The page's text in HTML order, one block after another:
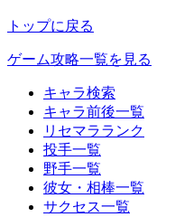
トップに戻る
ゲーム攻略一覧を見る
キャラ検索
キャラ前後一覧
リセマラランク
投手一覧
野手一覧
彼女・相棒一覧
サクセス一覧